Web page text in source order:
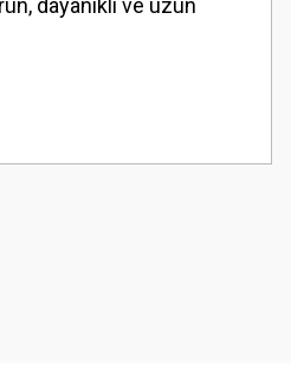
dayanıklı ve uzun